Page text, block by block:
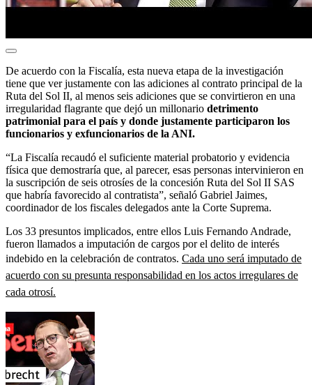
De acuerdo con la Fiscalía, esta nueva etapa de la investigación
tiene que ver justamente con las adiciones al contrato principal de la
Ruta del Sol II, al menos seis adiciones que se convirtieron en una
irregularidad flagrante que dejó un millonario detrimento
patrimonial para el país y donde justamente participaron los
funcionarios y exfuncionarios de la ANI.
“La Fiscalía recaudó el suficiente material probatorio y evidencia
física que demostraría que, al parecer, esas personas intervinieron en
la suscripción de seis otrosíes de la concesión Ruta del Sol II SAS
que habría favorecido al contratista”, señaló Gabriel Jaimes,
coordinador de los fiscales delegados ante la Corte Suprema.
Los 33 presuntos implicados, entre ellos Luis Fernando Andrade,
fueron llamados a imputación de cargos por el delito de interés
indebido en la celebración de contratos. Cada uno será imputado de
acuerdo con su presunta responsabilidad en los actos irregulares de
cada otrosí.